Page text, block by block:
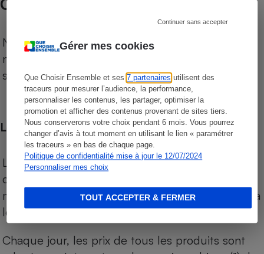
Gérer mes cookies
Que Choisir Ensemble et ses7 partenaires utilisent des
traceurs pour mesurer l’audience, la performance,
personnaliser les contenus, les partager, optimiser la
promotion et afficher des contenus provenant de sites tiers.
Nous conserverons votre choix pendant 6 mois. Vous pourrez
changer d’avis à tout moment en utilisant le lien « paramétrer
les traceurs » en bas de chaque page.
Politique de confidentialité mise à jour le 12/07/2024
Personnaliser mes choix
Continuer sans accepter
TOUT ACCEPTER & FERMER
Notre comparateur de supermarchés propose le
niveau de prix des supermarchés, géolocalisés
sur le territoire français.
Les comparaisons de prix
Les comparaisons sont réalisées sur l’ensemble
des produits des magasins. Les produits de
marques de distributeurs (MDD) sont comparés à
leurs équivalents chez leurs concurrents.
Chaque jour, les prix de tous les produits sont